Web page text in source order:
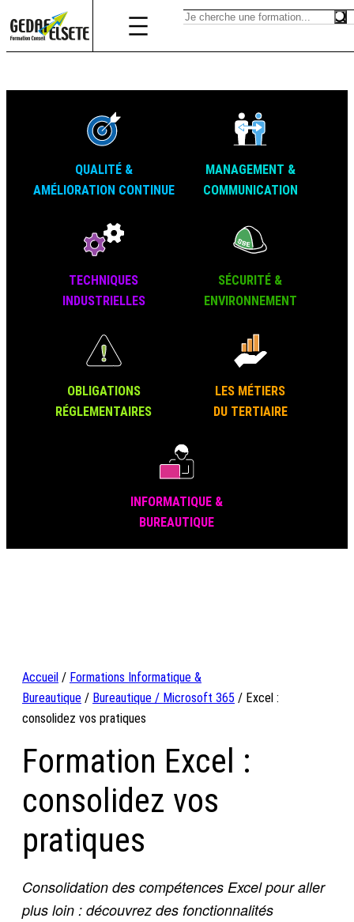
QUALITÉ &
AMÉLIORATION CONTINUE
MANAGEMENT &
COMMUNICATION
TECHNIQUES
INDUSTRIELLES
SÉCURITÉ &
ENVIRONNEMENT
OBLIGATIONS
RÉGLEMENTAIRES
LES MÉTIERS
DU TERTIAIRE
INFORMATIQUE &
BUREAUTIQUE
Accueil / Formations Informatique &
Bureautique / Bureautique / Microsoft 365 / Excel :
consolidez vos pratiques
Formation Excel :
consolidez vos
pratiques
Consolidation des compétences Excel pour aller
plus loin : découvrez des fonctionnalités